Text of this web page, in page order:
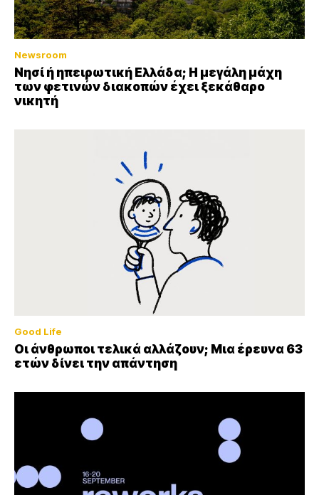
Newsroom
Νησί ή ηπειρωτική Ελλάδα; Η μεγάλη μάχη
των φετινών διακοπών έχει ξεκάθαρο
νικητή
Good Life
Οι άνθρωποι τελικά αλλάζουν; Μια έρευνα 63
ετών δίνει την απάντηση